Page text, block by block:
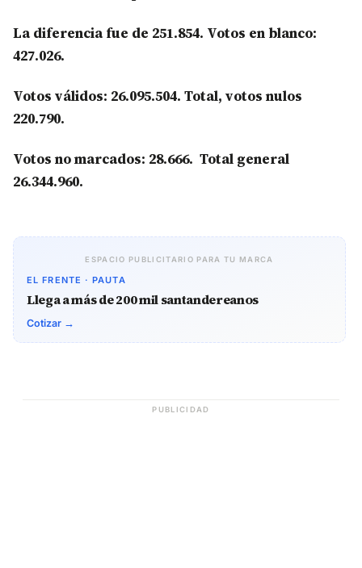
La diferencia fue de 251.854. Votos en blanco:
427.026.
Votos válidos: 26.095.504. Total, votos nulos
220.790.
Votos no marcados: 28.666. Total general
26.344.960.
ESPACIO PUBLICITARIO PARA TU MARCA
EL FRENTE · PAUTA
Llega a más de 200 mil santandereanos
Cotizar →
PUBLICIDAD